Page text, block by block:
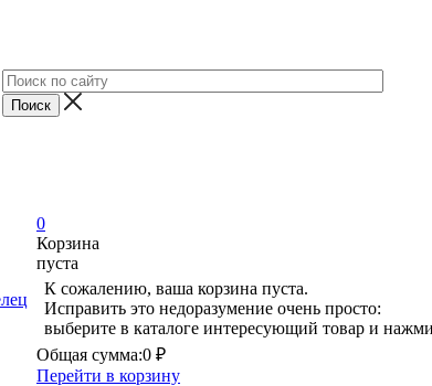
0
Корзина
пуста
К сожалению, ваша корзина пуста.
Исправить это недоразумение очень просто:
выберите в каталоге интересующий товар и
Общая сумма:0 ₽
Перейти в корзину